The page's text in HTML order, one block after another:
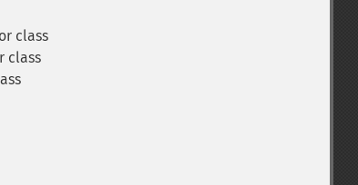
class
class